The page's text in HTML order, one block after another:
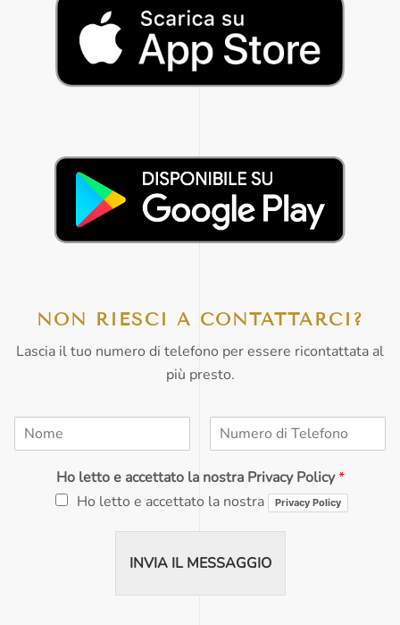
CLICCA QUI
CLICCA QUI
NON RIESCI A CONTATTARCI?
Lascia il tuo numero di telefono per essere ricontattata al
più presto.
e
r
d
T
Ho letto e accettato la nostra Privacy Policy*
Ho letto e accettato la nostra
Privacy Policy
INVIA IL MESSAGGIO